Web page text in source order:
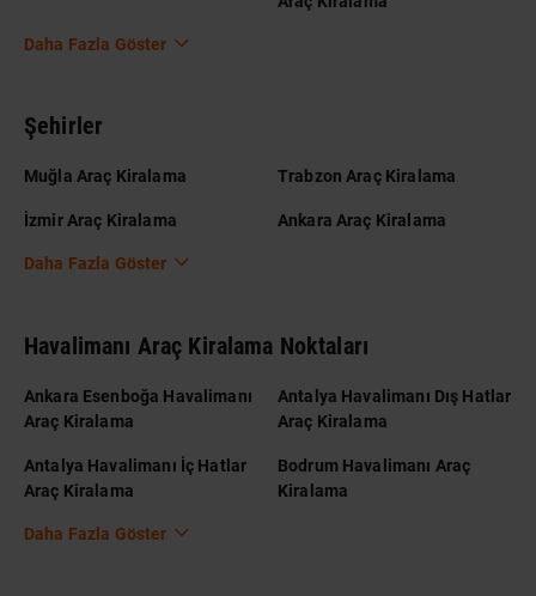
Daha Fazla Göster
Şehirler
Muğla Araç Kiralama Trabzon Araç Kiralama
İzmir Araç Kiralama Ankara Araç Kiralama
Daha Fazla Göster
Havalimanı Araç Kiralama Noktaları
Ankara Esenboğa Havalimanı
Araç Kiralama
Antalya Havalimanı Dış Hatlar
Araç Kiralama
Antalya Havalimanı İç Hatlar
Araç Kiralama
Bodrum Havalimanı Araç
Kiralama
Daha Fazla Göster